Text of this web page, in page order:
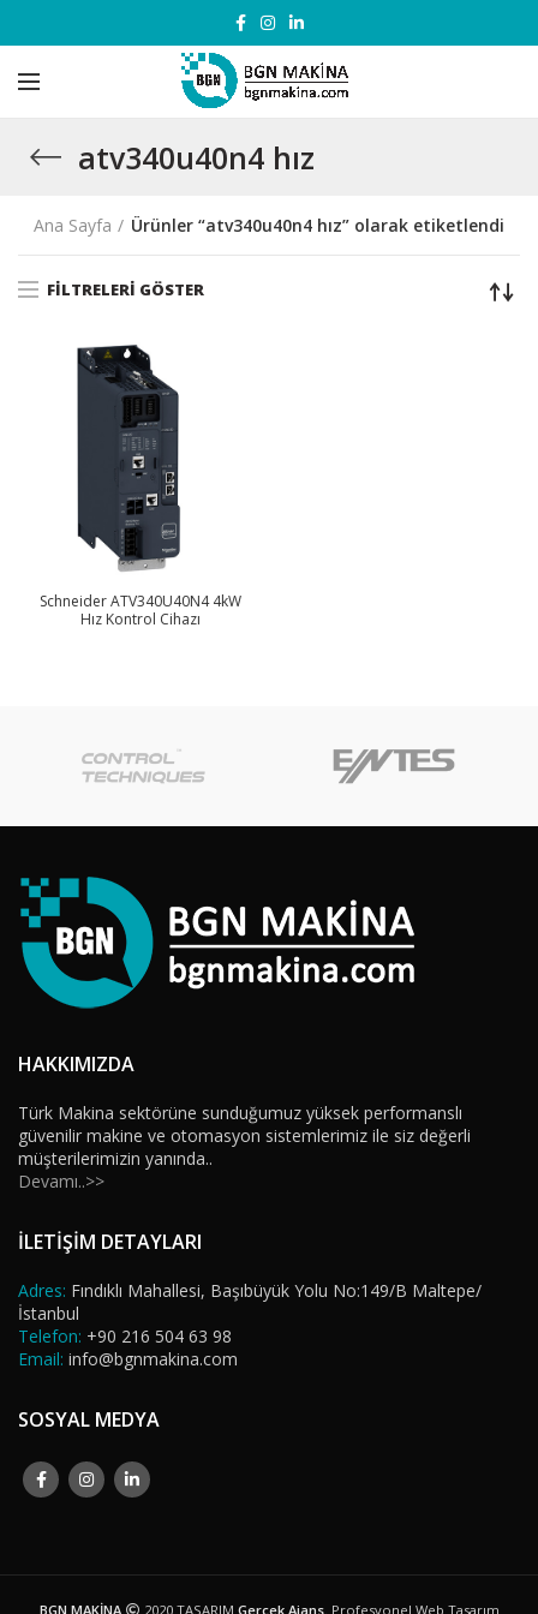
atv340u40n4 hız
Ana Sayfa Ürünler “atv340u40n4 hız” olarak etiketlendi
FILTRELERI GÖSTER
Schneider ATV340U40N4 4kW
Hız Kontrol Cihazı
HAKKIMIZDA
Türk Makina sektörüne sunduğumuz yüksek performanslı
güvenilir makine ve otomasyon sistemlerimiz ile siz değerli
müşterilerimizin yanında..
Devamı..>>
İLETİŞİM DETAYLARI
Adres: Fındıklı Mahallesi, Başıbüyük Yolu No:149/B Maltepe/
İstanbul
Telefon: +90 216 504 63 98
Email: info@bgnmakina.com
SOSYAL MEDYA
BGN MAKİNA 2020 TASARIM Gerçek Ajans. Profesyonel Web Tasarım